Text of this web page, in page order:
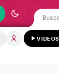
VIDEOS